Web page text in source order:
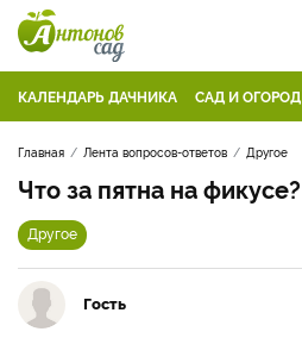
КАЛЕНДАРЬ ДАЧНИКА САД И ОГОРОД
Главная Лента вопросов-ответов Другое
Что за пятна на фикусе?
Другое
Гость